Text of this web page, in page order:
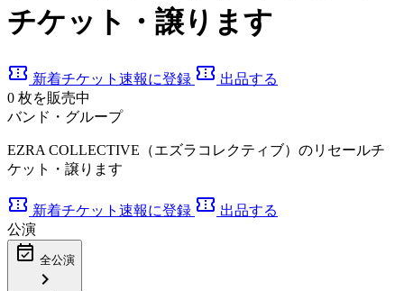
チケット・譲ります
confirmation_number 新着チケット速報に登録 confirmation_number 出品する
0 枚を販売中
バンド・グループ
EZRA COLLECTIVE（エズラコレクティブ）のリセールチ
ケット・譲ります
confirmation_number 新着チケット速報に登録 confirmation_number 出品する
公演
event_available 全公演
chevron_right